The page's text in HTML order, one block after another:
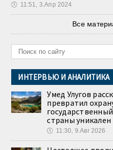
🕔 11:51, 3.Апр 2024
Все
ИНТЕРВЬЮ И АНАЛИТИКА
Умед Улугов
превратил
страны уникален
🕔 11:30, 9.Авг 2026